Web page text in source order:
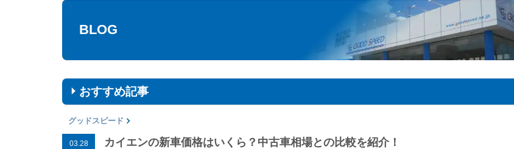
BLOG
おすすめ記事
グッドスピード
03.28
カイエンの新車価格はいくら？中古車相場との比較を紹介！